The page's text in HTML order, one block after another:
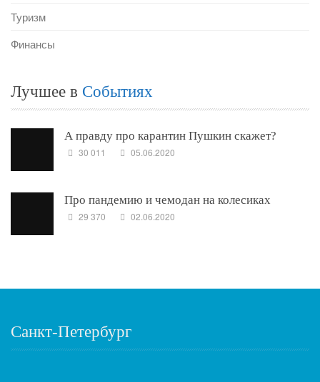
Туризм
Финансы
Лучшее в Событиях
А правду про карантин Пушкин скажет?
30 011 05.06.2020
Про пандемию и чемодан на колесиках
29 370 02.06.2020
Санкт-Петербург